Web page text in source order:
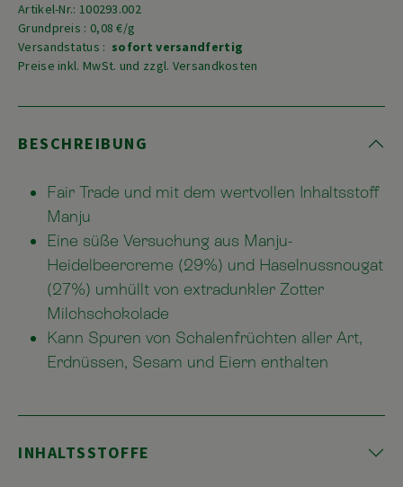
Artikel-Nr.: 100293.002
Grundpreis : 0,08 €/g
Versandstatus : sofort versandfertig
Preise inkl. MwSt. und zzgl. Versandkosten
BESCHREIBUNG
Fair Trade und mit dem wertvollen Inhaltsstoff
Manju
Eine süße Versuchung aus Manju-
Heidelbeercreme (29%) und Haselnussnougat
(27%) umhüllt von extradunkler Zotter
Milchschokolade
Kann Spuren von Schalenfrüchten aller Art,
Erdnüssen, Sesam und Eiern enthalten
INHALTSSTOFFE